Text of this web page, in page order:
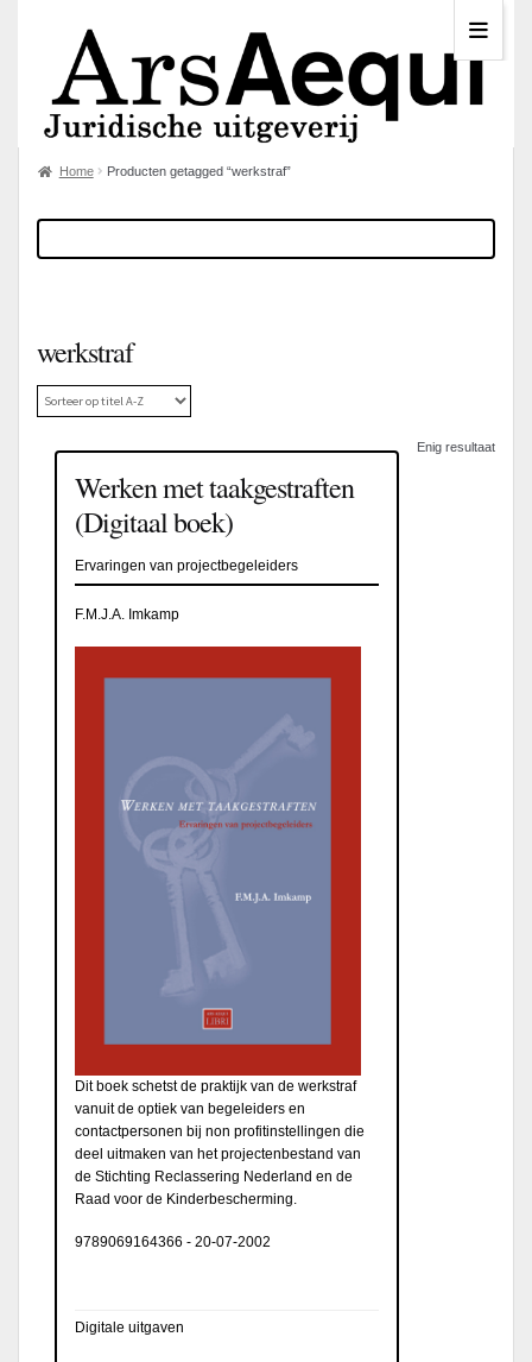
Home Producten getagged “werkstraf”
werkstraf
Enig resultaat
Werken met taakgestraften
(Digitaal boek)
Ervaringen van projectbegeleiders
F.M.J.A. Imkamp
Dit boek schetst de praktijk van de werkstraf
vanuit de optiek van begeleiders en
contactpersonen bij non profitinstellingen die
deel uitmaken van het projectenbestand van
de Stichting Reclassering Nederland en de
Raad voor de Kinderbescherming.
9789069164366 - 20-07-2002
Digitale uitgaven